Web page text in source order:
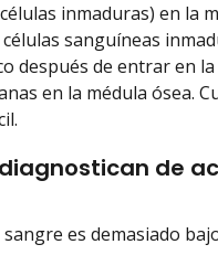
inmaduras) en la
sanguíneas
después de entrar en
en la médula ósea.
de
es demasiado